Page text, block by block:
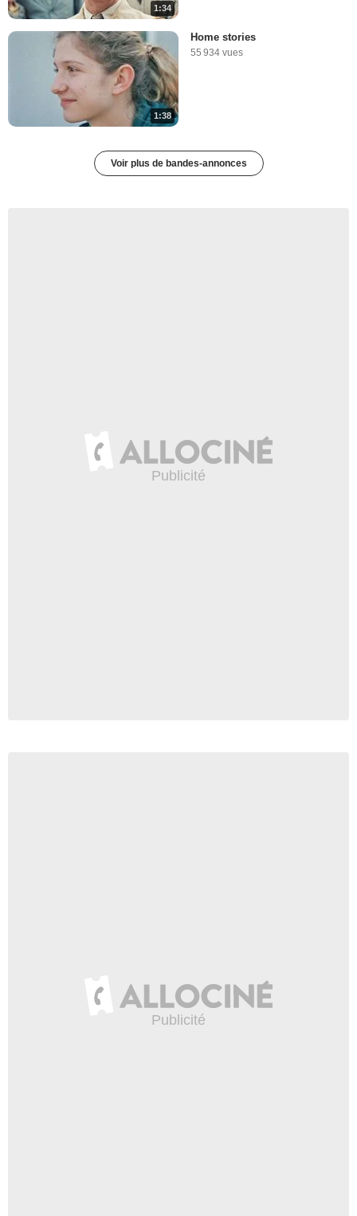
1:34
1:38
Home stories
55 934 vues
Voir plus de bandes-annonces